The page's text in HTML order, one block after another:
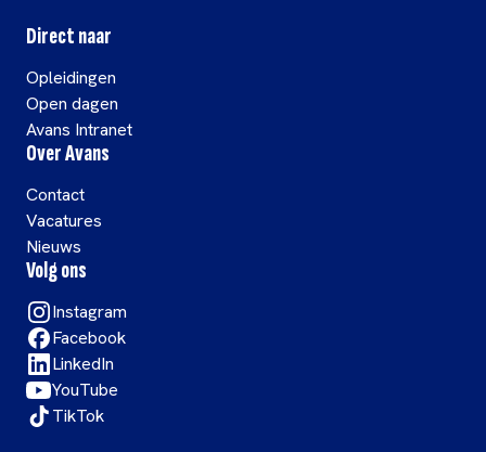
Direct naar
Opleidingen
Open dagen
Avans Intranet
Over Avans
Contact
Vacatures
Nieuws
Volg ons
Instagram
Facebook
LinkedIn
YouTube
TikTok